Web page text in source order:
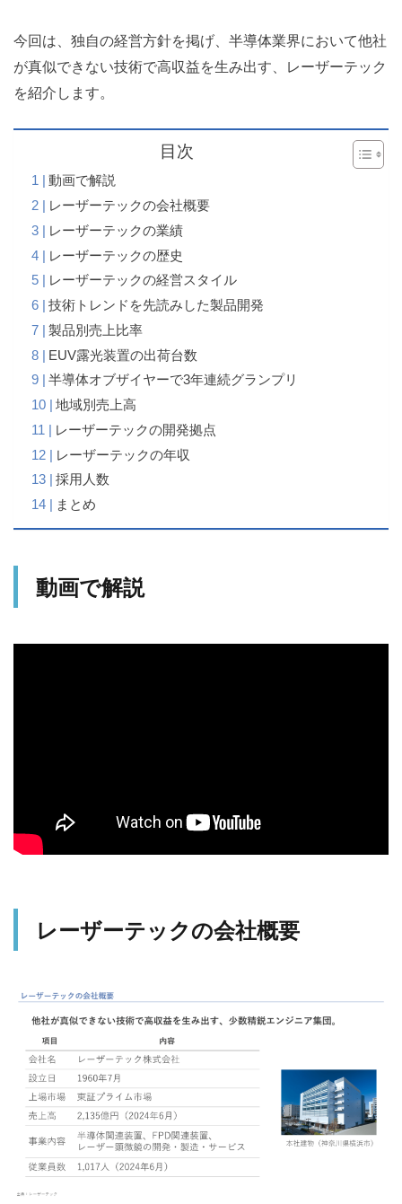
今回は、独自の経営方針を掲げ、半導体業界において他社
が真似できない技術で高収益を生み出す、レーザーテック
を紹介します。
目次
動画で解説
レーザーテックの会社概要
レーザーテックの業績
レーザーテックの歴史
レーザーテックの経営スタイル
技術トレンドを先読みした製品開発
製品別売上比率
EUV露光装置の出荷台数
半導体オブザイヤーで3年連続グランプリ
地域別売上高
レーザーテックの開発拠点
レーザーテックの年収
採用人数
まとめ
動画で解説
レーザーテックの会社概要